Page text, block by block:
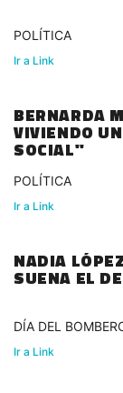
POLÍTICA
Ir a Link
BERNARDA
VIVIENDO
SOCIAL"
POLÍTICA
Ir a Link
NADIA
SUENA EL
DÍA DEL
Ir a Link